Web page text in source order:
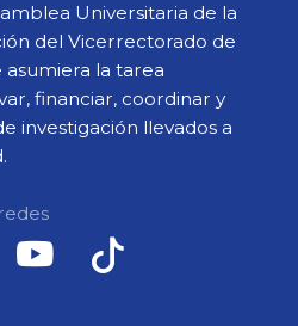
Universitaria de la
del Vicerrectorado de
la tarea
financiar, coordinar y
investigación llevados a